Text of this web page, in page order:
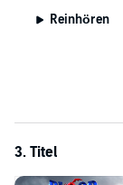
Reinhören
3. Titel